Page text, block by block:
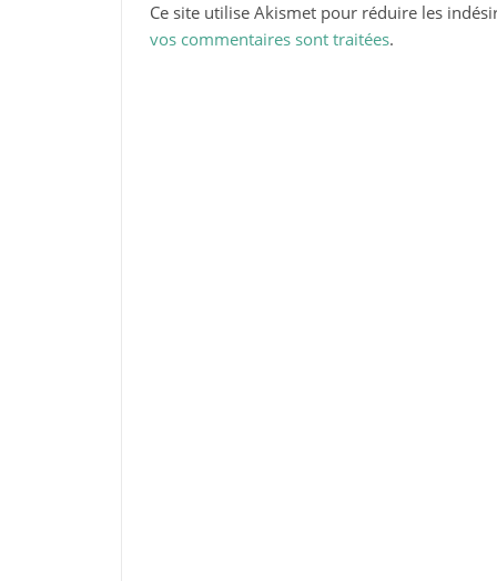
Ce site utilise Akismet pour réduire les
vos commentaires sont traitées.